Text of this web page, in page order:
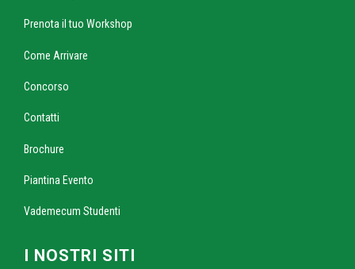
Prenota il tuo Workshop
Come Arrivare
Concorso
Contatti
Brochure
Piantina Evento
Vademecum Studenti
I NOSTRI SITI